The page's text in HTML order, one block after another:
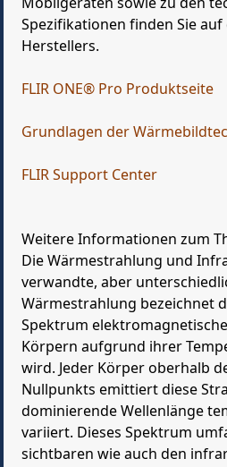
Spezifikationen finden Sie
Herstellers.
FLIR ONE® Pro Produktseite
Grundlagen der
FLIR Support Center
Weitere Informationen zum
Die Wärmestrahlung und
verwandte, aber
Wärmestrahlung bezeichnet
Spektrum
Körpern aufgrund ihrer
wird. Jeder Körper oberhalb
Nullpunkts emittiert diese
dominierende Wellenlänge
variiert. Dieses Spektrum
sichtbaren wie auch den